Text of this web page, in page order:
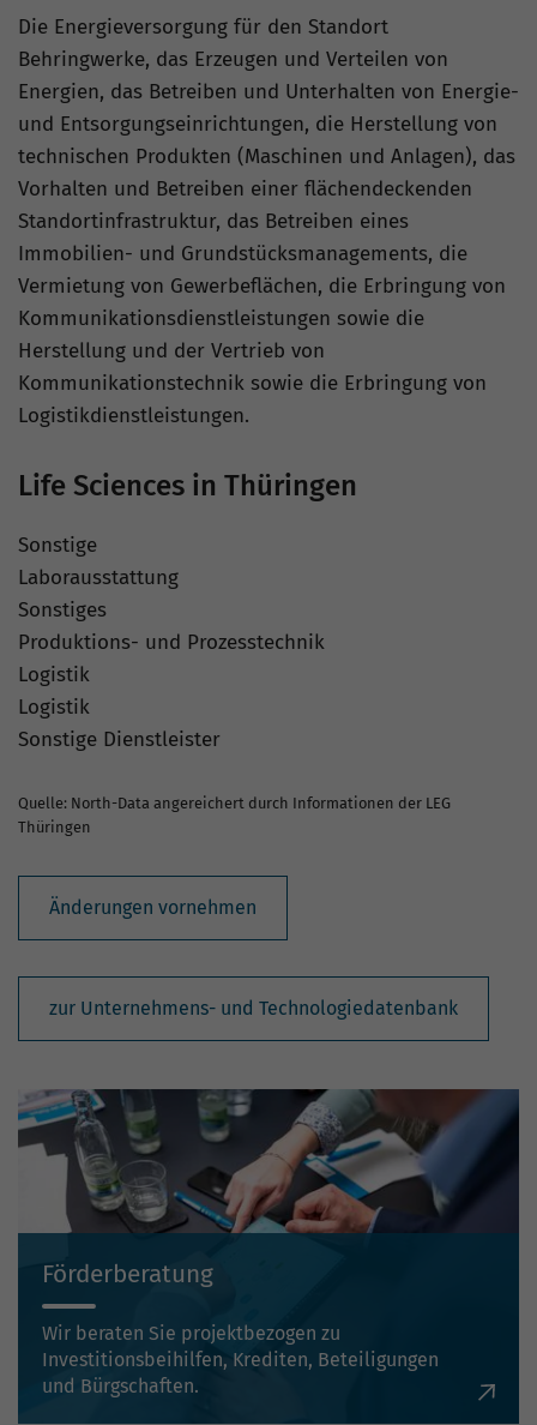
Die Energieversorgung für den Standort
Behringwerke, das Erzeugen und Verteilen von
Energien, das Betreiben und Unterhalten von Energie-
und Entsorgungseinrichtungen, die Herstellung von
technischen Produkten (Maschinen und Anlagen), das
Vorhalten und Betreiben einer flächendeckenden
Standortinfrastruktur, das Betreiben eines
Immobilien- und Grundstücksmanagements, die
Vermietung von Gewerbeflächen, die Erbringung von
Kommunikationsdienstleistungen sowie die
Herstellung und der Vertrieb von
Kommunikationstechnik sowie die Erbringung von
Logistikdienstleistungen.
Life Sciences in Thüringen
Sonstige
Laborausstattung
Sonstiges
Produktions- und Prozesstechnik
Logistik
Logistik
Sonstige Dienstleister
Quelle: North-Data angereichert durch Informationen der LEG
Thüringen
Änderungen vornehmen
zur Unternehmens- und Technologiedatenbank
Förderberatung
Wir beraten Sie projektbezogen zu
Investitionsbeihilfen, Krediten, Beteiligungen
und Bürgschaften.